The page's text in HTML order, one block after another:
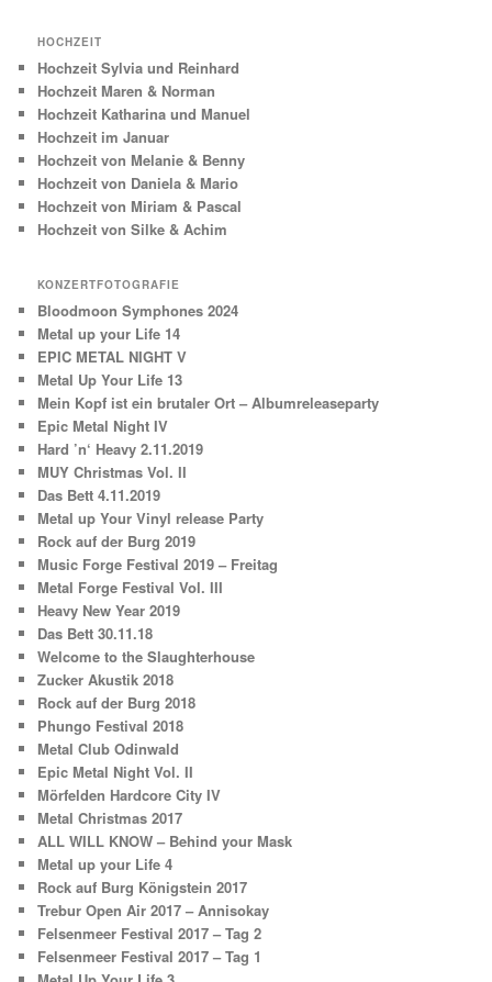
HOCHZEIT
Hochzeit Sylvia und Reinhard
Hochzeit Maren & Norman
Hochzeit Katharina und Manuel
Hochzeit im Januar
Hochzeit von Melanie & Benny
Hochzeit von Daniela & Mario
Hochzeit von Miriam & Pascal
Hochzeit von Silke & Achim
KONZERTFOTOGRAFIE
Bloodmoon Symphones 2024
Metal up your Life 14
EPIC METAL NIGHT V
Metal Up Your Life 13
Mein Kopf ist ein brutaler Ort – Albumreleaseparty
Epic Metal Night IV
Hard ’n‘ Heavy 2.11.2019
MUY Christmas Vol. II
Das Bett 4.11.2019
Metal up Your Vinyl release Party
Rock auf der Burg 2019
Music Forge Festival 2019 – Freitag
Metal Forge Festival Vol. III
Heavy New Year 2019
Das Bett 30.11.18
Welcome to the Slaughterhouse
Zucker Akustik 2018
Rock auf der Burg 2018
Phungo Festival 2018
Metal Club Odinwald
Epic Metal Night Vol. II
Mörfelden Hardcore City IV
Metal Christmas 2017
ALL WILL KNOW – Behind your Mask
Metal up your Life 4
Rock auf Burg Königstein 2017
Trebur Open Air 2017 – Annisokay
Felsenmeer Festival 2017 – Tag 2
Felsenmeer Festival 2017 – Tag 1